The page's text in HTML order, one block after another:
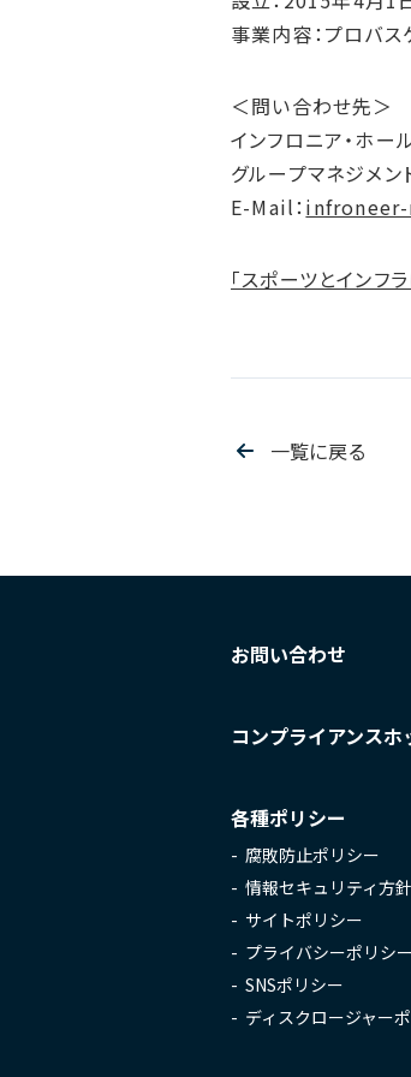
事業内容：プロバ
＜問い合わせ先＞
インフロニア・ホー
グループマネジメン
E-Mail：
「スポーツとインフ
一覧に戻る
お問い合わせ
コンプライアンスホ
各種ポリシー
腐敗防止ポリシー
情報セキュリティ方針
サイトポリシー
プライバシーポリシー
SNSポリシー
ディスクロージャー